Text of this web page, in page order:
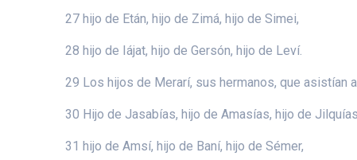
27 hijo de Etán, hijo de Zimá, hijo de Simei,
28 hijo de Iájat, hijo de Gersón, hijo de Leví.
29 Los hijos de Merarí, sus hermanos, que asistían
30 Hijo de Jasabías, hijo de Amasías, hijo de
31 hijo de Amsí, hijo de Baní, hijo de Sémer,